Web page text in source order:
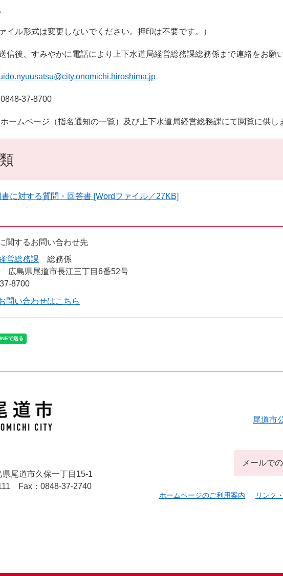
イル形式は変更しないでください。押印は不要です。）
信後、すみやかに電話により上下水道局経営総務課総務係まで連絡をお願い
37-8700
ページ（指名通知の一覧）及び上下水道局経営総務課にて閲覧に供し
に対する質問・回答書 [Wordファイル／27KB]
関するお問い合わせ先
営総務課
総務係
広島県尾道市長江三丁目6番52号
8700
問い合わせはこちら
尾道市久保一丁目15-1
Fax：0848-37-2740
尾道市
メールで
ホームページのご利用案内 リンク